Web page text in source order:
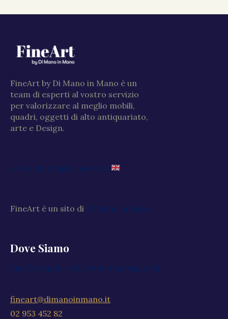
FineArt by Di Mano in Mano è un
team di esperti al vostro servizio
per valorizzare al meglio mobili,
quadri, oggetti di alto antiquariato,
arte e Design.
Go to the English website
FineArt è un sito di Di Mano in Mano
Dove Siamo
Via XXV Aprile, 59, 20040 Cambiago MI
fineart@dimanoinmano.it
02 953 452 82